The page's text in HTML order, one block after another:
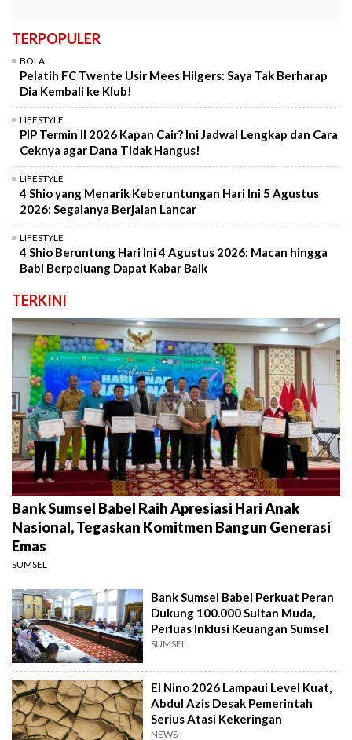
TERPOPULER
BOLA
Pelatih FC Twente Usir Mees Hilgers: Saya Tak Berharap
Dia Kembali ke Klub!
LIFESTYLE
PIP Termin II 2026 Kapan Cair? Ini Jadwal Lengkap dan Cara
Ceknya agar Dana Tidak Hangus!
LIFESTYLE
4 Shio yang Menarik Keberuntungan Hari Ini 5 Agustus
2026: Segalanya Berjalan Lancar
LIFESTYLE
4 Shio Beruntung Hari Ini 4 Agustus 2026: Macan hingga
Babi Berpeluang Dapat Kabar Baik
TERKINI
Bank Sumsel Babel Raih Apresiasi Hari Anak
Nasional, Tegaskan Komitmen Bangun Generasi
Emas
SUMSEL
Bank Sumsel Babel Perkuat Peran
Dukung 100.000 Sultan Muda,
Perluas Inklusi Keuangan Sumsel
SUMSEL
El Nino 2026 Lampaui Level Kuat,
Abdul Azis Desak Pemerintah
Serius Atasi Kekeringan
NEWS